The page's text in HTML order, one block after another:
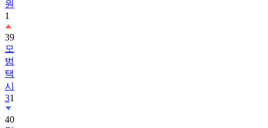
39
모
범
택
시
31
40
멋
진